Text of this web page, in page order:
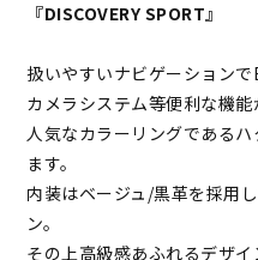
『DISCOVERY SPORT』
扱いやすいナビゲーション
カメラシステム等便利な機能
人気なカラーリングである
ます。
内装はベージュ/黒革を採用
ン。
その上高級感あふれるデザ